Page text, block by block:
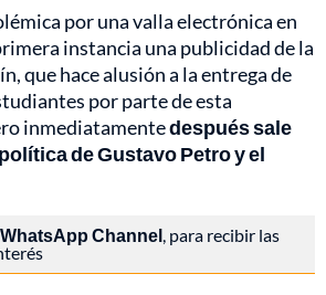
por una valla electrónica en
instancia una publicidad de la
que hace alusión a la entrega de
por parte de esta
inmediatamentedespués sale
de Gustavo Petro y el
WhatsApp Channel , para recibir las